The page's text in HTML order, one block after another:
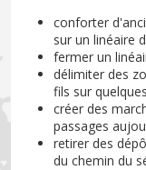
conforter
sur un linéaire
fermer un
délimiter des
fils sur
créer des
passages
retirer des
du chemin du